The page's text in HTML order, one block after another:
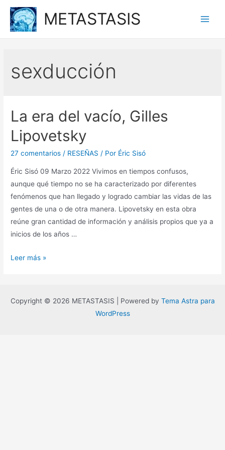
contenido
METASTASIS
sexducción
La era del vacío, Gilles
Lipovetsky
27 comentarios / RESEÑAS / Por Éric Sisó
Éric Sisó 09 Marzo 2022 Vivimos en tiempos confusos,
aunque qué tiempo no se ha caracterizado por diferentes
fenómenos que han llegado y logrado cambiar las vidas de las
gentes de una o de otra manera. Lipovetsky en esta obra
reúne gran cantidad de información y análisis propios que ya a
inicios de los años …
La
Gilles
Leer más »
Copyright © 2026 METASTASIS | Powered by Tema Astra para
WordPress